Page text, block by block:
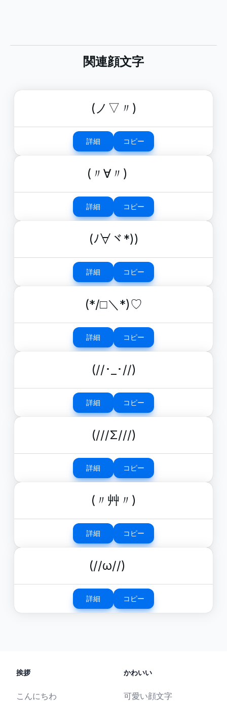
関連顔文字
(ノ▽〃)
詳細 コピー
(〃∀〃)ゞ
詳細 コピー
(ﾉ∀ヾ*))
詳細 コピー
(*/□＼*)♡
詳細 コピー
(//･_･//)
詳細 コピー
(///Σ///)
詳細 コピー
(〃艸〃)
詳細 コピー
(//ω//)ゞ
詳細 コピー
挨拶
こんにちわ
かわいい
可愛い顔文字